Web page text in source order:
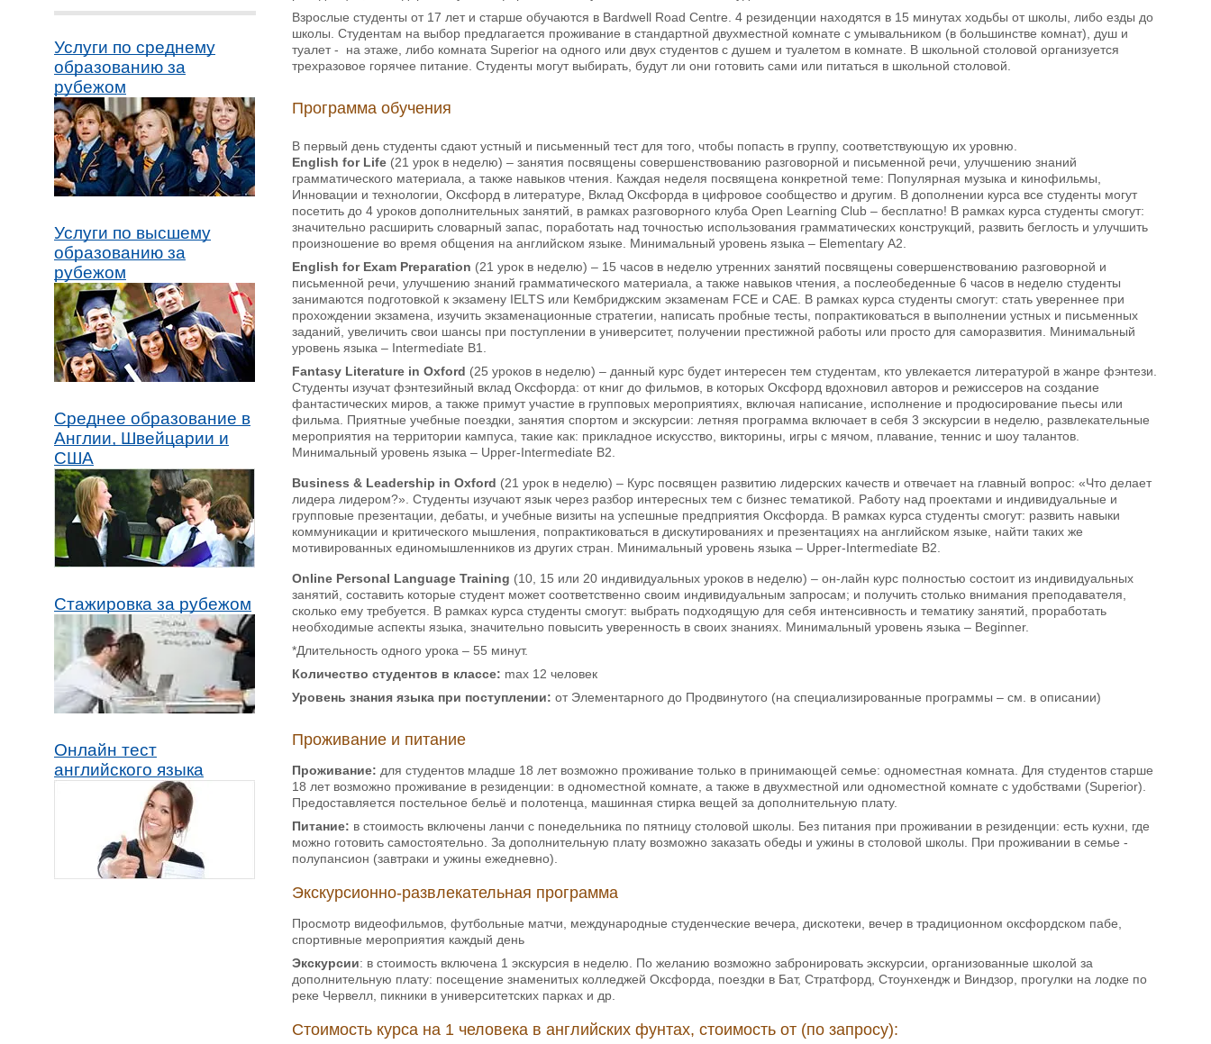
Услуги по среднему
образованию за
рубежом
Услуги по высшему
образованию за
рубежом
Среднее образование в
Англии, Швейцарии и
США
Стажировка за рубежом
Онлайн тест
английского языка
Взрослые студенты от 17 лет и старше обучаются в Bardwell Road Centre. 4 резиденции находятся в 15 минутах ходьбы от школы, либо езды до
школы. Студентам на выбор предлагается проживание в стандартной двухместной комнате с умывальником (в большинстве комнат), душ и
туалет - на этаже, либо комната Superior на одного или двух студентов с душем и туалетом в комнате. В школьной столовой организуется
трехразовое горячее питание. Студенты могут выбирать, будут ли они готовить сами или питаться в школьной столовой.
Программа обучения
В первый день студенты сдают устный и письменный тест для того, чтобы попасть в группу, соответствующую их уровню.
English for Life (21 урок в неделю) – занятия посвящены совершенствованию разговорной и письменной речи, улучшению знаний
грамматического материала, а также навыков чтения. Каждая неделя посвящена конкретной теме: Популярная музыка и кинофильмы,
Инновации и технологии, Оксфорд в литературе, Вклад Оксфорда в цифровое сообщество и другим. В дополнении курса все студенты могут
посетить до 4 уроков дополнительных занятий, в рамках разговорного клуба Open Learning Club – бесплатно! В рамках курса студенты смогут:
значительно расширить словарный запас, поработать над точностью использования грамматических конструкций, развить беглость и улучшить
произношение во время общения на английском языке. Минимальный уровень языка – Elementary А2.
English for Exam Preparation (21 урок в неделю) – 15 часов в неделю утренних занятий посвящены совершенствованию разговорной и
письменной речи, улучшению знаний грамматического материала, а также навыков чтения, а послеобеденные 6 часов в неделю студенты
занимаются подготовкой к экзамену IELTS или Кембриджским экзаменам FCE и CAE. В рамках курса студенты смогут: стать увереннее при
прохождении экзамена, изучить экзаменационные стратегии, написать пробные тесты, попрактиковаться в выполнении устных и письменных
заданий, увеличить свои шансы при поступлении в университет, получении престижной работы или просто для саморазвития. Минимальный
уровень языка – Intermediate B1.
Fantasy Literature in Oxford (25 уроков в неделю) – данный курс будет интересен тем студентам, кто увлекается литературой в жанре фэнтези.
Студенты изучат фэнтезийный вклад Оксфорда: от книг до фильмов, в которых Оксфорд вдохновил авторов и режиссеров на создание
фантастических миров, а также примут участие в групповых мероприятиях, включая написание, исполнение и продюсирование пьесы или
фильма. Приятные учебные поездки, занятия спортом и экскурсии: летняя программа включает в себя 3 экскурсии в неделю, развлекательные
мероприятия на территории кампуса, такие как: прикладное искусство, викторины, игры с мячом, плавание, теннис и шоу талантов.
Минимальный уровень языка – Upper-Intermediate B2.
Business & Leadership in Oxford (21 урок в неделю) – Курс посвящен развитию лидерских качеств и отвечает на главный вопрос: «Что делает
лидера лидером?». Студенты изучают язык через разбор интересных тем с бизнес тематикой. Работу над проектами и индивидуальные и
групповые презентации, дебаты, и учебные визиты на успешные предприятия Оксфорда. В рамках курса студенты смогут: развить навыки
коммуникации и критического мышления, попрактиковаться в дискутированиях и презентациях на английском языке, найти таких же
мотивированных единомышленников из других стран. Минимальный уровень языка – Upper-Intermediate В2.
Online Personal Language Training (10, 15 или 20 индивидуальных уроков в неделю) – он-лайн курс полностью состоит из индивидуальных
занятий, составить которые студент может соответственно своим индивидуальным запросам; и получить столько внимания преподавателя,
сколько ему требуется. В рамках курса студенты смогут: выбрать подходящую для себя интенсивность и тематику занятий, проработать
необходимые аспекты языка, значительно повысить уверенность в своих знаниях. Минимальный уровень языка – Beginner.
*Длительность одного урока – 55 минут.
Количество студентов в классе: max 12 человек
Уровень знания языка при поступлении: от Элементарного до Продвинутого (на специализированные программы – см. в описании)
Проживание и питание
Проживание: для студентов младше 18 лет возможно проживание только в принимающей семье: одноместная комната. Для студентов старше
18 лет возможно проживание в резиденции: в одноместной комнате, а также в двухместной или одноместной комнате с удобствами (Superior).
Предоставляется постельное бельё и полотенца, машинная стирка вещей за дополнительную плату.
Питание: в стоимость включены ланчи с понедельника по пятницу столовой школы. Без питания при проживании в резиденции: есть кухни, где
можно готовить самостоятельно. За дополнительную плату возможно заказать обеды и ужины в столовой школы. При проживании в семье -
полупансион (завтраки и ужины ежедневно).
Экскурсионно-развлекательная программа
Просмотр видеофильмов, футбольные матчи, международные студенческие вечера, дискотеки, вечер в традиционном оксфордском пабе,
спортивные мероприятия каждый день
Экскурсии: в стоимость включена 1 экскурсия в неделю. По желанию возможно забронировать экскурсии, организованные школой за
дополнительную плату: посещение знаменитых колледжей Оксфорда, поездки в Бат, Стратфорд, Стоунхендж и Виндзор, прогулки на лодке по
реке Червелл, пикники в университетских парках и др.
Стоимость курса на 1 человека в английских фунтах, стоимость от (по запросу):